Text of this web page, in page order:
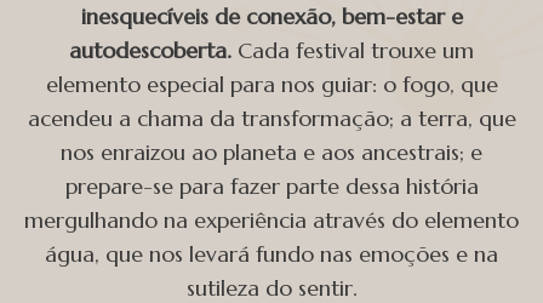
inesquecíveis de conexão, bem-estar e
autodescoberta. Cada festival trouxe um
elemento especial para nos guiar: o fogo, que
acendeu a chama da transformação; a terra, que
nos enraizou ao planeta e aos ancestrais; e
prepare-se para fazer parte dessa história
mergulhando na experiência através do elemento
água, que nos levará fundo nas emoções e na
sutileza do sentir.